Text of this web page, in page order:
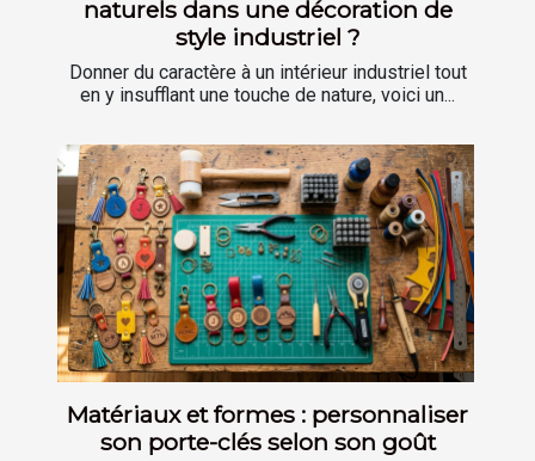
naturels dans une décoration de
style industriel ?
Donner du caractère à un intérieur industriel tout
en y insufflant une touche de nature, voici un...
Matériaux et formes : personnaliser
son porte-clés selon son goût